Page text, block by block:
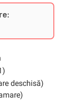
deschisă)